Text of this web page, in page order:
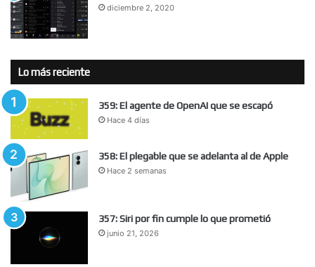
diciembre 2, 2020
Lo más reciente
359: El agente de OpenAI que se escapó
Hace 4 días
358: El plegable que se adelanta al de Apple
Hace 2 semanas
357: Siri por fin cumple lo que prometió
junio 21, 2026